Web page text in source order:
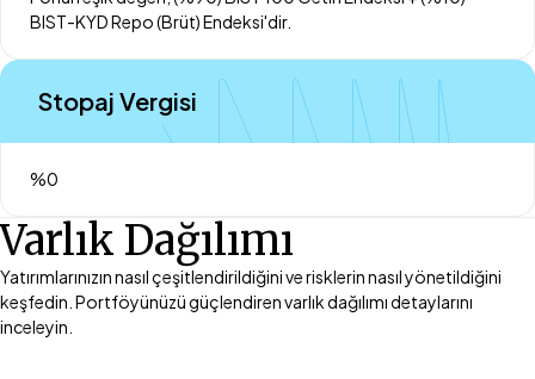
BIST-KYD Repo (Brüt) Endeksi'dir.
Stopaj Vergisi
%0
Varlık Dağılımı
Yatırımlarınızın nasıl çeşitlendirildiğini ve risklerin nasıl yönetildiğini
keşfedin. Portföyünüzü güçlendiren varlık dağılımı detaylarını
inceleyin.